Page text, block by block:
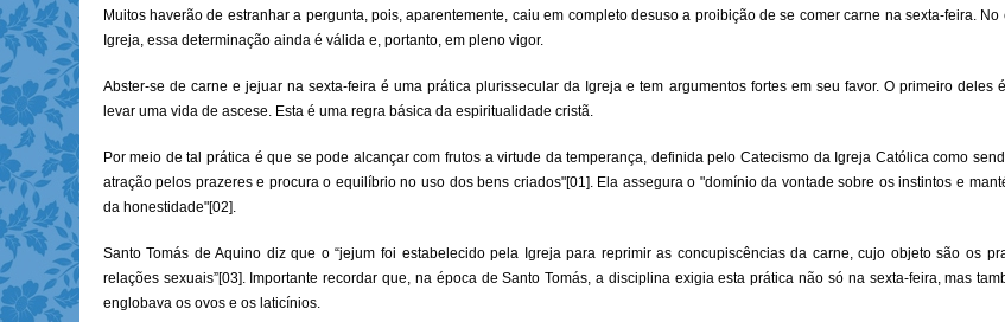
Muitos haverão de estranhar a pergunta, pois, aparentemente, caiu em completo desuso a proibição de se comer carne na sexta-feira.
Igreja, essa determinação ainda é válida e, portanto, em pleno vigor.
Abster-se de carne e jejuar na sexta-feira é uma prática plurissecular da Igreja e tem argumentos fortes em seu favor. O primeiro deles
levar uma vida de ascese. Esta é uma regra básica da espiritualidade cristã.
Por meio de tal prática é que se pode alcançar com frutos a virtude da temperança, definida pelo Catecismo da Igreja Católica como
atração pelos prazeres e procura o equilíbrio no uso dos bens criados"[01]. Ela assegura o "domínio da vontade sobre os instintos e
da honestidade"[02].
Santo Tomás de Aquino diz que o “jejum foi estabelecido pela Igreja para reprimir as concupiscências da carne, cujo objeto são os
relações sexuais”[03]. Importante recordar que, na época de Santo Tomás, a disciplina exigia esta prática não só na sexta-feira, mas
englobava os ovos e os laticínios.